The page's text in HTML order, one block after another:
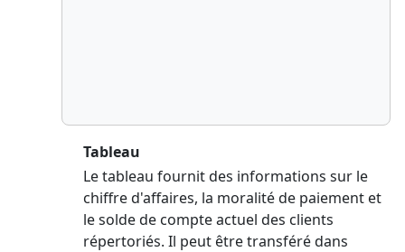
Tableau
Le tableau fournit des informations sur le
chiffre d'affaires, la moralité de paiement et
le solde de compte actuel des clients
répertoriés. Il peut être transféré dans